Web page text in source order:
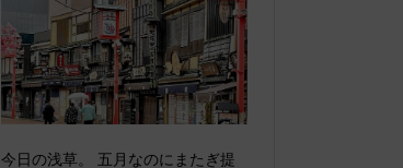
今日の浅草。 五月なのにまたぎ提